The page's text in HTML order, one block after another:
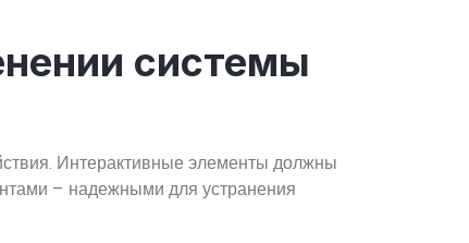
системы
Интерактивные элементы должны
– надежными для устранения